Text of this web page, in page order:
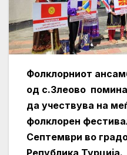
Фолклорниот
од с.Злеово
да учествува на
фолклорен
Септември во